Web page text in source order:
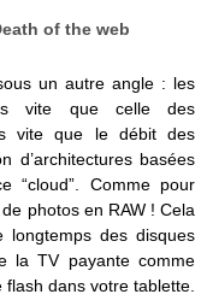
un autre angle : les
vite que celle des
vite que le débit des
d’architectures basées
“cloud”. Comme pour
photos en RAW ! Cela
longtemps des disques
la TV payante comme
dans votre tablette.